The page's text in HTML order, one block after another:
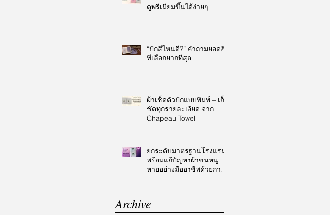
ดูพรีเมียมขึ้นได้ง่ายๆ
“ปักสีไหนดี?” คำถามยอดฮิต
ที่เลือกยากที่สุด
ผ้าเช็ดตัวปักแบบพิมพ์ – เก็บ
ชัดทุกรายละเอียด จาก
Chapeau Towel
ยกระดับมาตรฐานโรงแรม
พร้อมแก้ปัญหาผ้าขนหนู
หายอย่างมืออาชีพด้วยการ
Archive